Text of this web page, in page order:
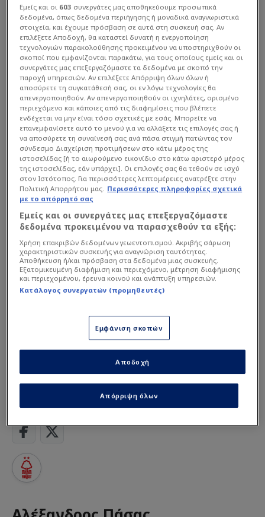
Διαβάστε τη συνέχεια στοnovasports.gr
Εμείς και οι 603 συνεργάτες μας αποθηκεύουμε προσωπικά
δεδομένα, όπως δεδομένα περιήγησης ή μοναδικά αναγνωριστικά
στοιχεία, και έχουμε πρόσβαση σε αυτά στη συσκευή σας. Αν
επιλέξετε Αποδοχή, θα καταστεί δυνατή η ενεργοποίηση
τεχνολογιών παρακολούθησης προκειμένου να υποστηριχθούν οι
σκοποί που εμφανίζονται παρακάτω, για τους οποίους εμείς και οι
συνεργάτες μας επεξεργαζόμαστε τα δεδομένα με σκοπό την
παροχή υπηρεσιών. Αν επιλέξετε Απόρριψη όλων όλων ή
αποσύρετε τη συγκατάθεσή σας, οι εν λόγω τεχνολογίες θα
απενεργοποιηθούν. Αν απενεργοποιηθούν οι ιχνηλάτες, ορισμένο
περιεχόμενο και κάποιες από τις διαφημίσεις που βλέπετε
ενδέχεται να μην είναι τόσο σχετικές με εσάς. Μπορείτε να
επανεμφανίσετε αυτό το μενού για να αλλάξετε τις επιλογές σας ή
να αποσύρετε τη συναίνεσή σας ανά πάσα στιγμή πατώντας τον
σύνδεσμο Διαχείριση προτιμήσεων στο κάτω μέρος της
ιστοσελίδας [ή το αιωρούμενο εικονίδιο στο κάτω αριστερό μέρος
της ιστοσελίδας, εάν υπάρχει]. Οι επιλογές σας θα τεθούν σε ισχύ
στον Ιστότοπος. Για περισσότερες λεπτομέρειες ανατρέξτε στην
Πολιτική Απορρήτου μας. Περισσότερες πληροφορίες σχετικά
με το απόρρητό σας
Εμείς και οι συνεργάτες μας επεξεργαζόμαστε
δεδομένα προκειμένου να παρασχεθούν τα εξής:
Χρήση επακριβών δεδομένων γεωεντοπισμού. Ακριβής σάρωση
χαρακτηριστικών συσκευής για αναγνώριση ταυτότητας.
Αποθήκευση ή/και πρόσβαση στα δεδομένα μιας συσκευής.
Εξατομικευμένη διαφήμιση και περιεχόμενο, μέτρηση διαφήμισης
και περιεχομένου, έρευνα κοινού και ανάπτυξη υπηρεσιών.
Κατάλογος συνεργατών (προμηθευτές)
Εμφάνιση σκοπών
Απόρριψη όλων
Αποδοχή